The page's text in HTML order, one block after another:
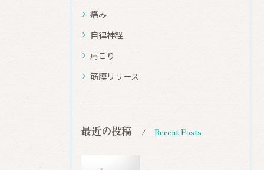
痛み
自律神経
肩こり
筋膜リリース
最近の投稿 Recent Posts